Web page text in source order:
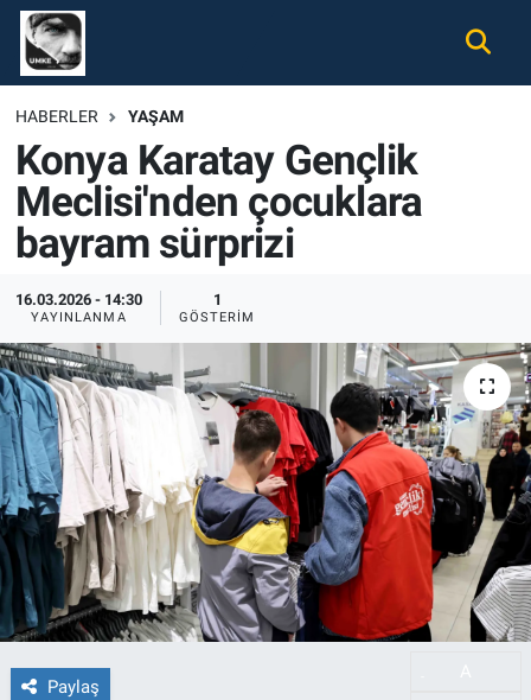
HABERLER YAŞAM
Konya Karatay Gençlik
Meclisi'nden çocuklara
bayram sürprizi
16.03.2026 - 14:30
YAYINLANMA
1
GÖSTERIM
Paylaş
Gündem
Ekonomi
Spor
Magazin
Tüm Haberler
İletişim
Künye
Nöbetçi Eczaneler
Hava Durumu
Namaz Vakitleri
Trafik Durumu
Süper Lig Puan Durumu ve Fikstür
Tüm Manşetler
Son Dakika Haberleri
Haber Arşivi